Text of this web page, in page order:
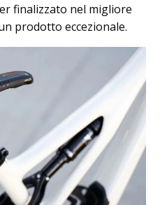
finalizzato nel migliore
prodotto eccezionale.